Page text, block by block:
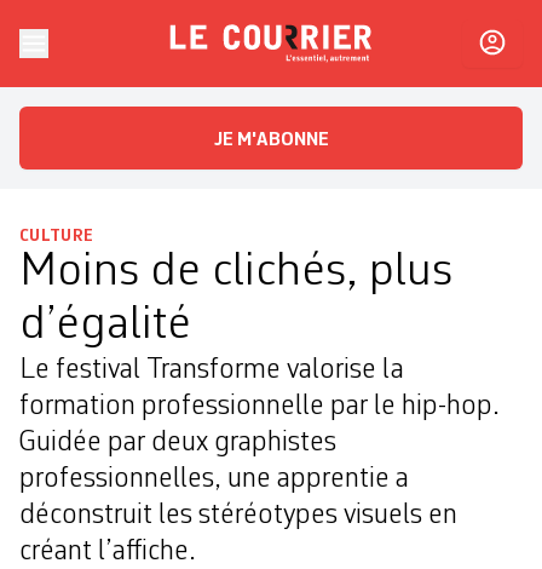
Le CourrierL'essentiel, autrement
JE M'ABONNE
CULTURE
Moins de clichés, plus
d’égalité
Le festival Transforme valorise la
formation professionnelle par le hip-hop.
Guidée par deux graphistes
professionnelles, une apprentie a
déconstruit les stéréotypes visuels en
créant l’affiche.